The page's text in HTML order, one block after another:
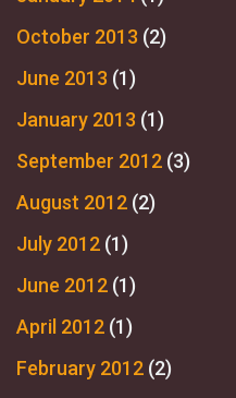
October 2013 (2)
June 2013 (1)
January 2013 (1)
September 2012 (3)
August 2012 (2)
July 2012 (1)
June 2012 (1)
April 2012 (1)
February 2012 (2)